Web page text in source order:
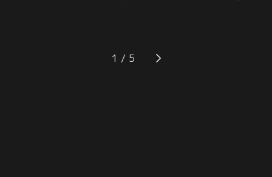
ェ』のプレミアムレアドレスをデザ
グ大会を企画するのだが…。【提
取材することに。その中で、ヴィー
のだろう…？エルザへの興味を、ま
すます隠せないゆめで--。【提供：
1